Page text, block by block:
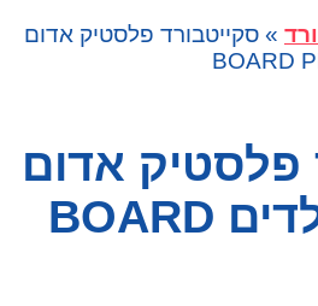
» סקייטבורד פלסטיק אדום
פלסטיק אדום
53 ס"מ לילדים BOARD